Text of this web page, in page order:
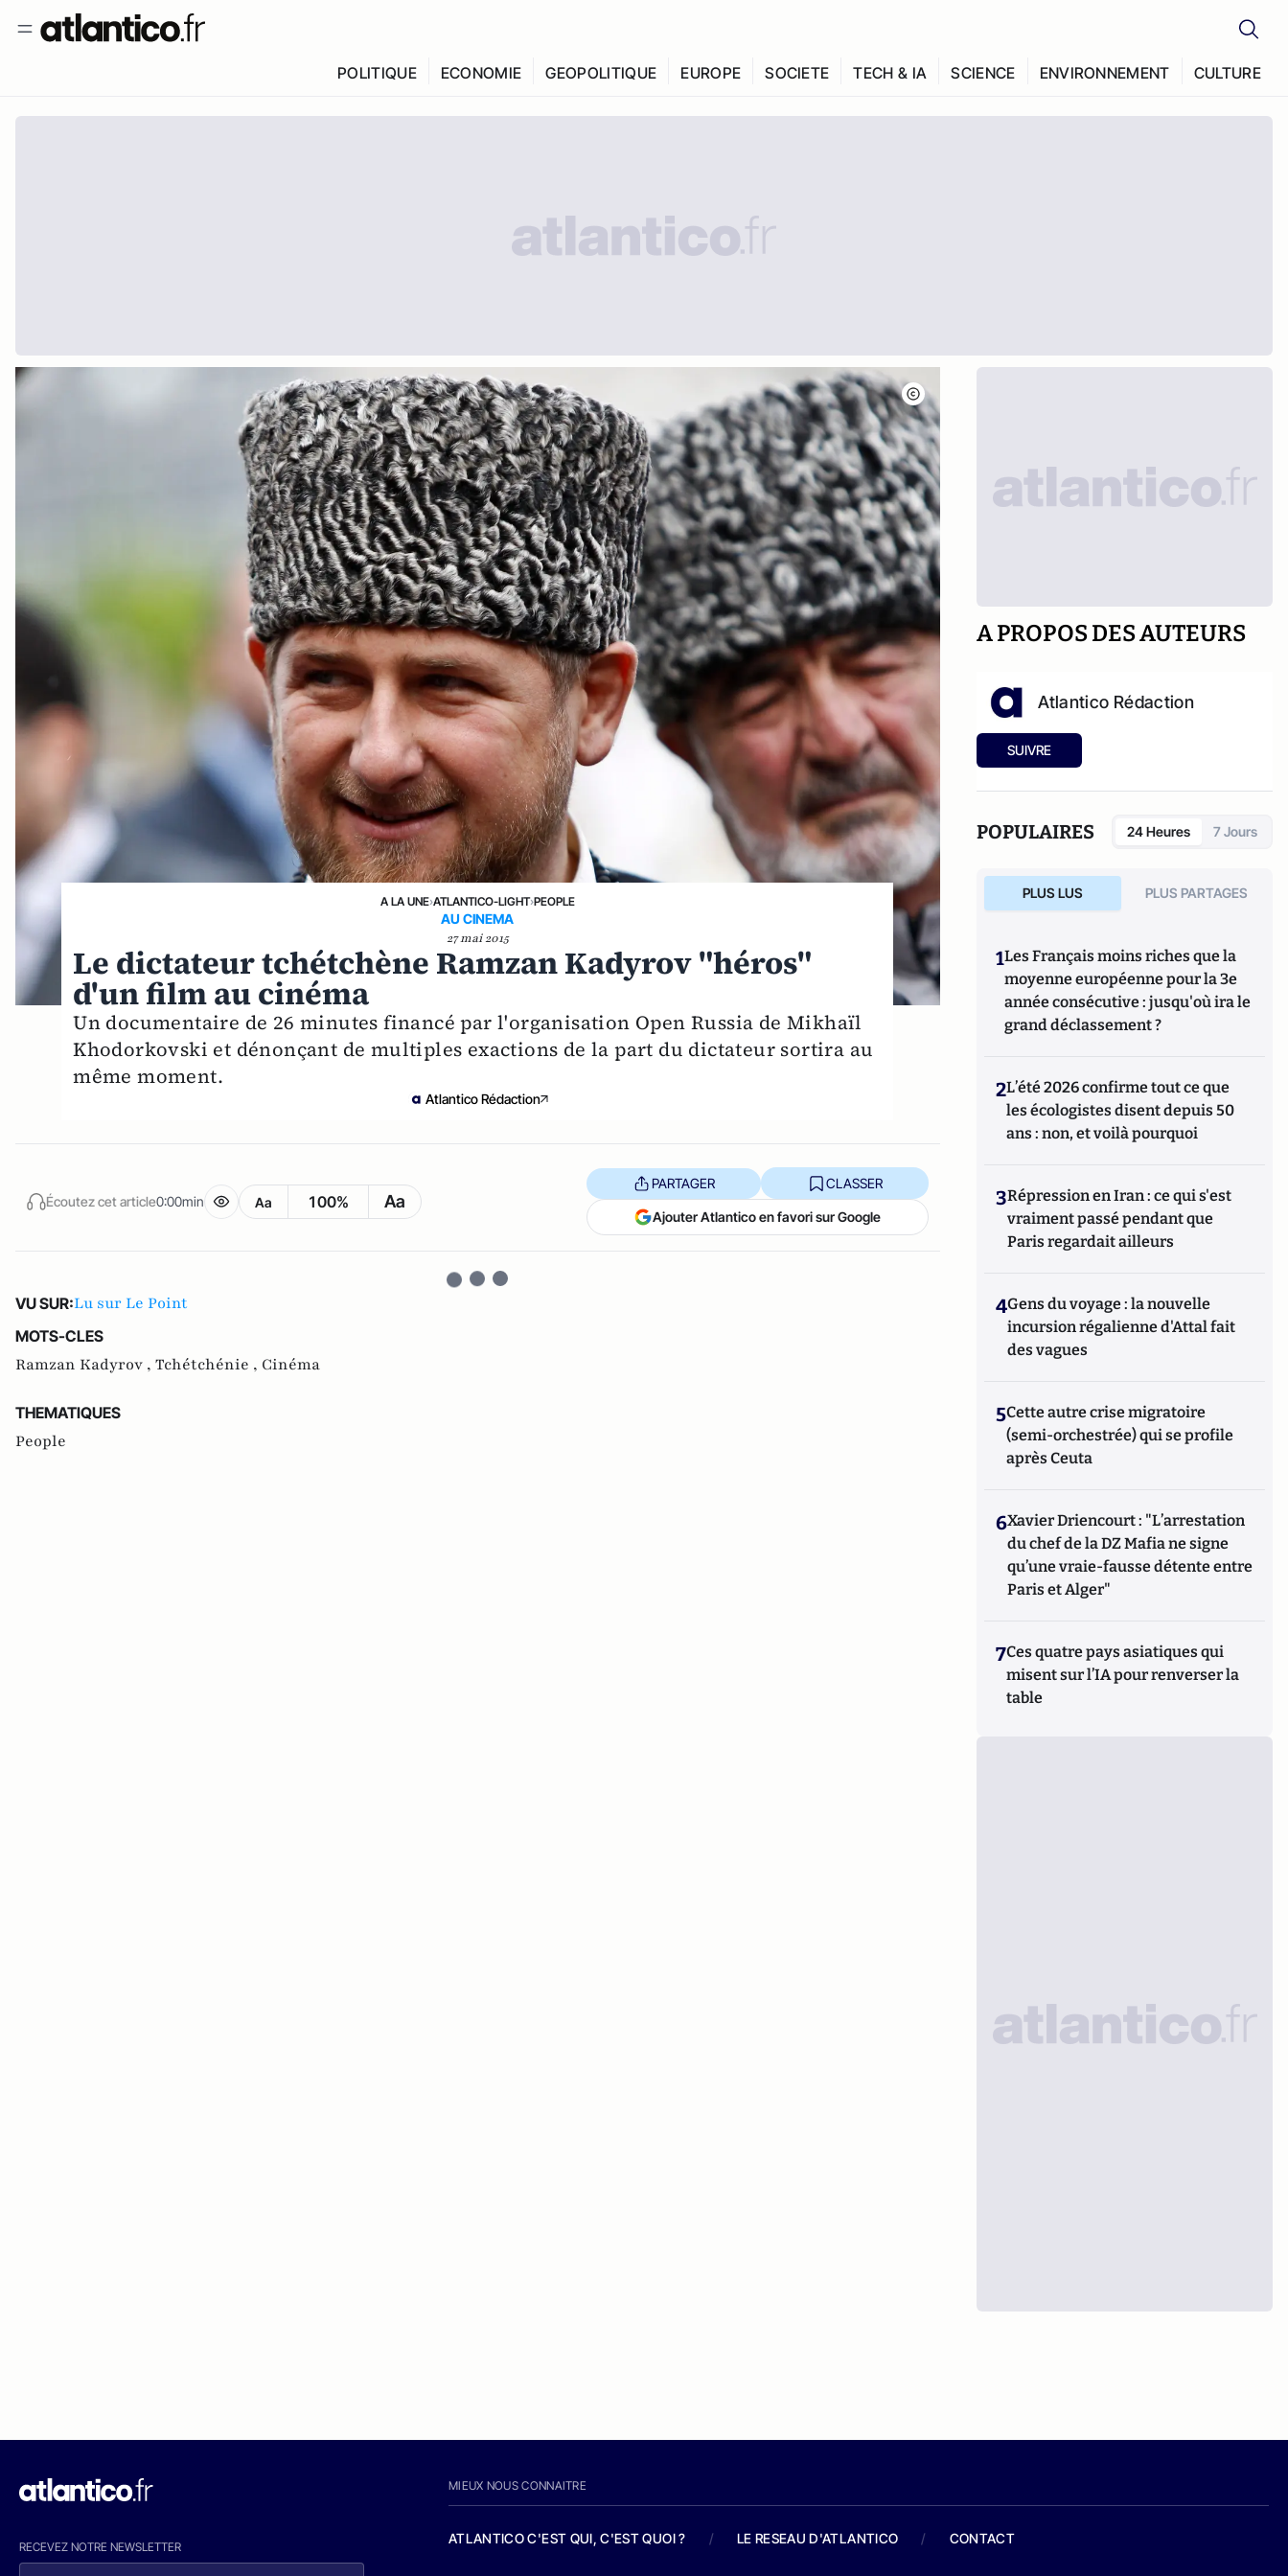
POLITIQUE ECONOMIE GEOPOLITIQUE EUROPE SOCIETE TECH & IA SCIENCE ENVIRONNEMENT CULTURE
A LA UNE›ATLANTICO-LIGHT›PEOPLE
AU CINEMA
27 mai 2015
Le dictateur tchétchène Ramzan Kadyrov "héros"
d'un film au cinéma
Un documentaire de 26 minutes financé par l'organisation Open Russia de Mikhaïl
Khodorkovski et dénonçant de multiples exactions de la part du dictateur sortira au
même moment.
Atlantico Rédaction
Écoutez cet article0:00min Aa 100% Aa
PARTAGER CLASSER
Ajouter Atlantico en favori sur Google
VU SUR:Lu sur Le Point
MOTS-CLES
Ramzan Kadyrov , Tchétchénie , Cinéma
THEMATIQUES
People
A PROPOS DES AUTEURS
Atlantico Rédaction
SUIVRE
POPULAIRES 24 Heures 7 Jours
PLUS LUS PLUS PARTAGES
1Les Français moins riches que la
moyenne européenne pour la 3e
année consécutive : jusqu'où ira le
grand déclassement ?
2L’été 2026 confirme tout ce que
les écologistes disent depuis 50
ans : non, et voilà pourquoi
3Répression en Iran : ce qui s'est
vraiment passé pendant que
Paris regardait ailleurs
4Gens du voyage : la nouvelle
incursion régalienne d'Attal fait
des vagues
5Cette autre crise migratoire
(semi-orchestrée) qui se profile
après Ceuta
6Xavier Driencourt : "L’arrestation
du chef de la DZ Mafia ne signe
qu’une vraie-fausse détente entre
Paris et Alger"
7Ces quatre pays asiatiques qui
misent sur l’IA pour renverser la
table
RECEVEZ NOTRE NEWSLETTER
MIEUX NOUS CONNAITRE
ATLANTICO C'EST QUI, C'EST QUOI ? / LE RESEAU D'ATLANTICO / CONTACT